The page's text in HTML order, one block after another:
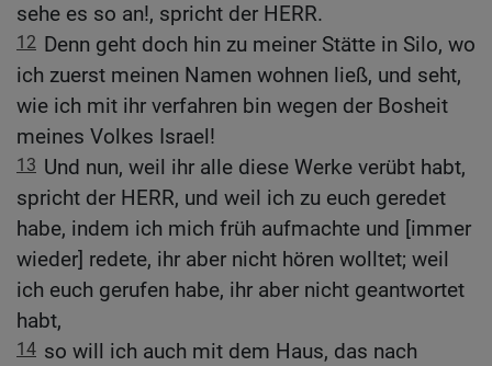
sehe es so an!, spricht der HERR.
12 Denn geht doch hin zu meiner Stätte in Silo, wo
ich zuerst meinen Namen wohnen ließ, und seht,
wie ich mit ihr verfahren bin wegen der Bosheit
meines Volkes Israel!
13 Und nun, weil ihr alle diese Werke verübt habt,
spricht der HERR, und weil ich zu euch geredet
habe, indem ich mich früh aufmachte und [immer
wieder] redete, ihr aber nicht hören wolltet; weil
ich euch gerufen habe, ihr aber nicht geantwortet
habt,
14 so will ich auch mit dem Haus, das nach